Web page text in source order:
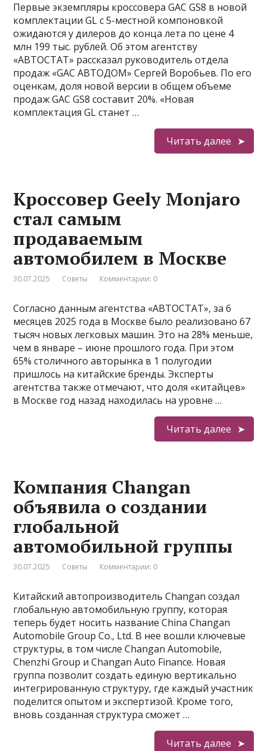
Первые экземпляры кроссовера GAC GS8 в новой
комплектации GL с 5-местной компоновкой
ожидаются у дилеров до конца лета по цене 4
млн 199 тыс. рублей. Об этом агентству
«АВТОСТАТ» рассказал руководитель отдела
продаж «GAC АВТОДОМ» Сергей Воробьев. По его
оценкам, доля новой версии в общем объеме
продаж GAC GS8 составит 20%. «Новая
комплектация GL станет …
Читать далее
Кроссовер Geely Monjaro
стал самым
продаваемым
автомобилем в Москве
30.07.2025 Советы Комментарии: 0
Согласно данным агентства «АВТОСТАТ», за 6
месяцев 2025 года в Москве было реализовано 67
тысяч новых легковых машин. Это на 28% меньше,
чем в январе – июне прошлого года. При этом
65% столичного авторынка в 1 полугодии
пришлось на китайские бренды. Эксперты
агентства также отмечают, что доля «китайцев»
в Москве год назад находилась на уровне …
Читать далее
Компания Changan
объявила о создании
глобальной
автомобильной группы
30.07.2025 Советы Комментарии: 0
Китайский автопроизводитель Changan создал
глобальную автомобильную группу, которая
теперь будет носить название China Changan
Automobile Group Co., Ltd. В нее вошли ключевые
структуры, в том числе Changan Automobile,
Chenzhi Group и Changan Auto Finance. Новая
группа позволит создать единую вертикально
интегрированную структуру, где каждый участник
поделится опытом и экспертизой. Кроме того,
вновь созданная структура сможет …
Читать далее